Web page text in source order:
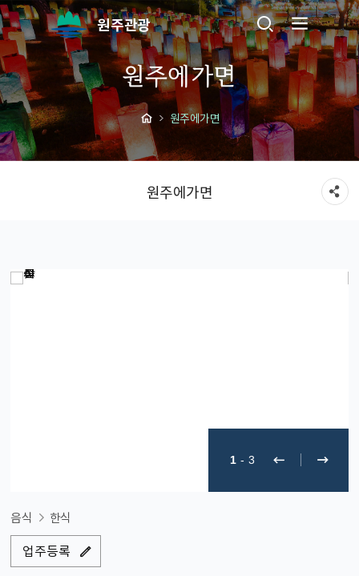
원주관광
원주에가면
원주에가면
원주에가면
1 - 3
음식 한식
업주등록